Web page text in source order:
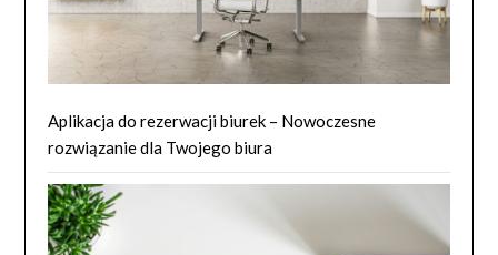
Aplikacja do rezerwacji biurek – Nowoczesne
rozwiązanie dla Twojego biura